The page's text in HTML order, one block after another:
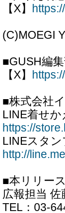
【X】
(C)MOEGI
■GUSH編
【X】
■株式会社
LINE着せ
https://
LINEスタ
http://
■本リリー
広報担当 佐
TEL：03-